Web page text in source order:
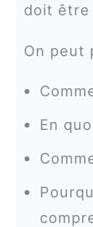
doit être
On peut
En